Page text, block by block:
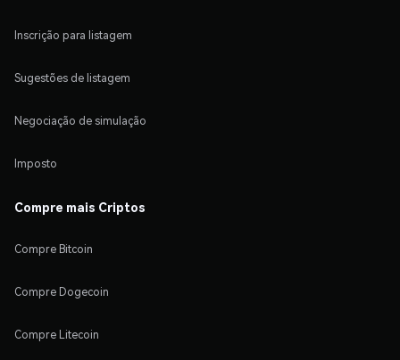
Inscrição para listagem
Sugestões de listagem
Negociação de simulação
Imposto
Compre mais Criptos
Compre Bitcoin
Compre Dogecoin
Compre Litecoin